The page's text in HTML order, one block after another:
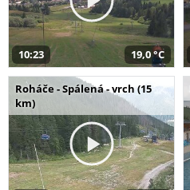
10:23 19,0 °C
Roháče - Spálená - vrch (15
km)